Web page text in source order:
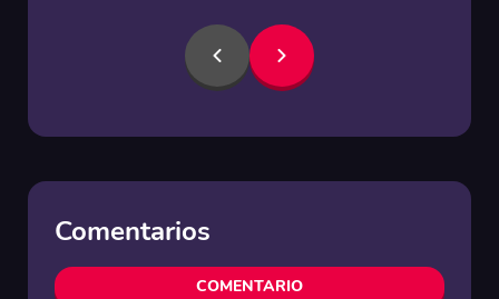
Comentarios
COMENTARIO